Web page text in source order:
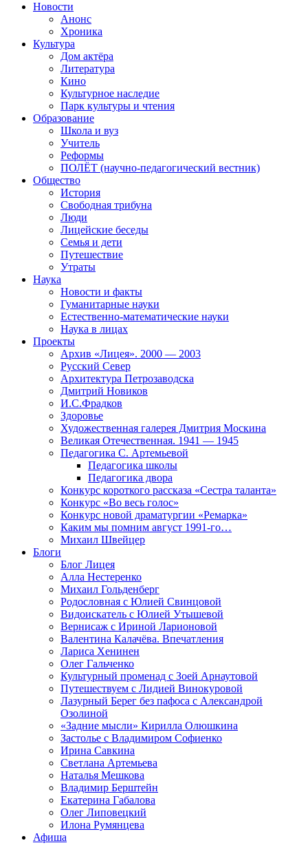
Новости
Анонс
Хроника
Культура
Дом актёра
Литература
Кино
Культурное наследие
Парк культуры и чтения
Образование
Школа и вуз
Учитель
Реформы
ПОЛЁТ (научно-педагогический вестник)
Общество
История
Свободная трибуна
Люди
Лицейские беседы
Семья и дети
Путешествие
Утраты
Наука
Новости и факты
Гуманитарные науки
Естественно-математические науки
Наука в лицах
Проекты
Архив «Лицея». 2000 — 2003
Русский Север
Архитектура Петрозаводска
Дмитрий Новиков
И.С.Фрадков
Здоровье
Художественная галерея Дмитрия Москина
Великая Отечественная. 1941 — 1945
Педагогика С. Артемьевой
Педагогика школы
Педагогика двора
Конкурс короткого рассказа «Сестра таланта»
Конкурс «Во весь голос»
Конкурс новой драматургии «Ремарка»
Каким мы помним август 1991-го…
Михаил Швейцер
Блоги
Блог Лицея
Алла Нестеренко
Михаил Гольденберг
Родословная с Юлией Свинцовой
Видоискатель с Юлией Утышевой
Вернисаж с Ириной Ларионовой
Валентина Калачёва. Впечатления
Лариса Хенинен
Олег Гальченко
Культурный променад с Зоей Арнаутовой
Путешествуем с Лидией Винокуровой
Лазурный Берег без пафоса с Александрой
Озолиной
«Задние мысли» Кирилла Олюшкина
Застолье с Владимиром Софиенко
Ирина Савкина
Светлана Артемьева
Наталья Мешкова
Владимир Берштейн
Екатерина Габалова
Олег Липовецкий
Илона Румянцева
Афиша